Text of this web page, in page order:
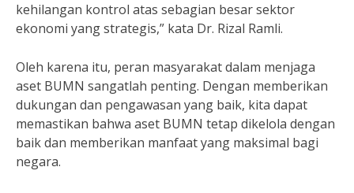
kehilangan kontrol atas sebagian besar sektor
ekonomi yang strategis,” kata Dr. Rizal Ramli.
Oleh karena itu, peran masyarakat dalam menjaga
aset BUMN sangatlah penting. Dengan memberikan
dukungan dan pengawasan yang baik, kita dapat
memastikan bahwa aset BUMN tetap dikelola dengan
baik dan memberikan manfaat yang maksimal bagi
negara.